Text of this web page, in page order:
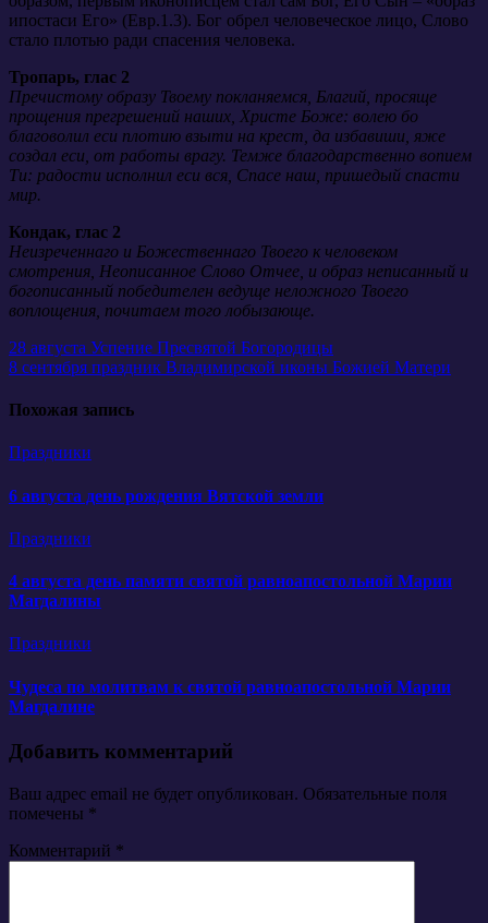
ипостаси Его» (Евр.1.3). Бог обрел человеческое лицо, Слово
стало плотью ради спасения человека.
Тропарь, глас 2
Пречистому образу Твоему покланяемся, Благий, просяще
прощения прегрешений наших, Христе Боже: волею бо
благоволил еси плотию взыти на крест, да избавиши, яже
создал еси, от работы врагу. Темже благодарственно вопием
Ти: радости исполнил еси вся, Спасе наш, пришедый спасти
мир.
Кондак, глас 2
Неизреченнаго и Божественнаго Твоего к человеком
смотрения, Неописанное Слово Отчее, и образ неписанный и
богописанный победителен ведуще неложного Твоего
воплощения, почитаем того лобызающе.
Навигация
по
записям
28 августа Успение Пресвятой Богородицы
8 сентября праздник Владимирской иконы Божией Матери
Похожая запись
Праздники
6 августа день рождения Вятской земли
Праздники
4 августа день памяти святой равноапостольной Марии
Магдалины
Праздники
Чудеса по молитвам к святой равноапостольной Марии
Магдалине
Добавить комментарий
Ваш адрес email не будет опубликован. Обязательные поля
помечены *
Комментарий *